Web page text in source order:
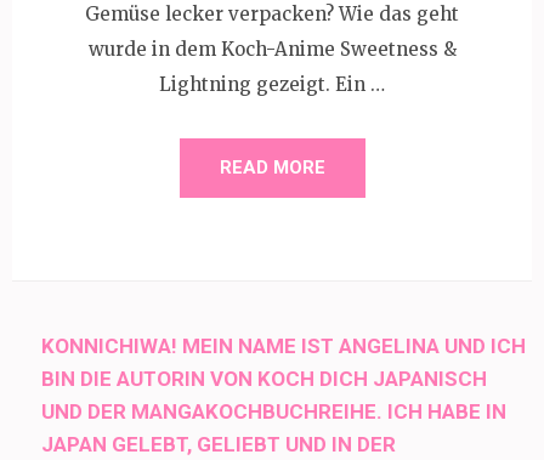
Gemüse lecker verpacken? Wie das geht
wurde in dem Koch-Anime Sweetness &
Lightning gezeigt. Ein …
READ MORE
KONNICHIWA! MEIN NAME IST ANGELINA UND ICH
BIN DIE AUTORIN VON KOCH DICH JAPANISCH
UND DER MANGAKOCHBUCHREIHE. ICH HABE IN
JAPAN GELEBT, GELIEBT UND IN DER